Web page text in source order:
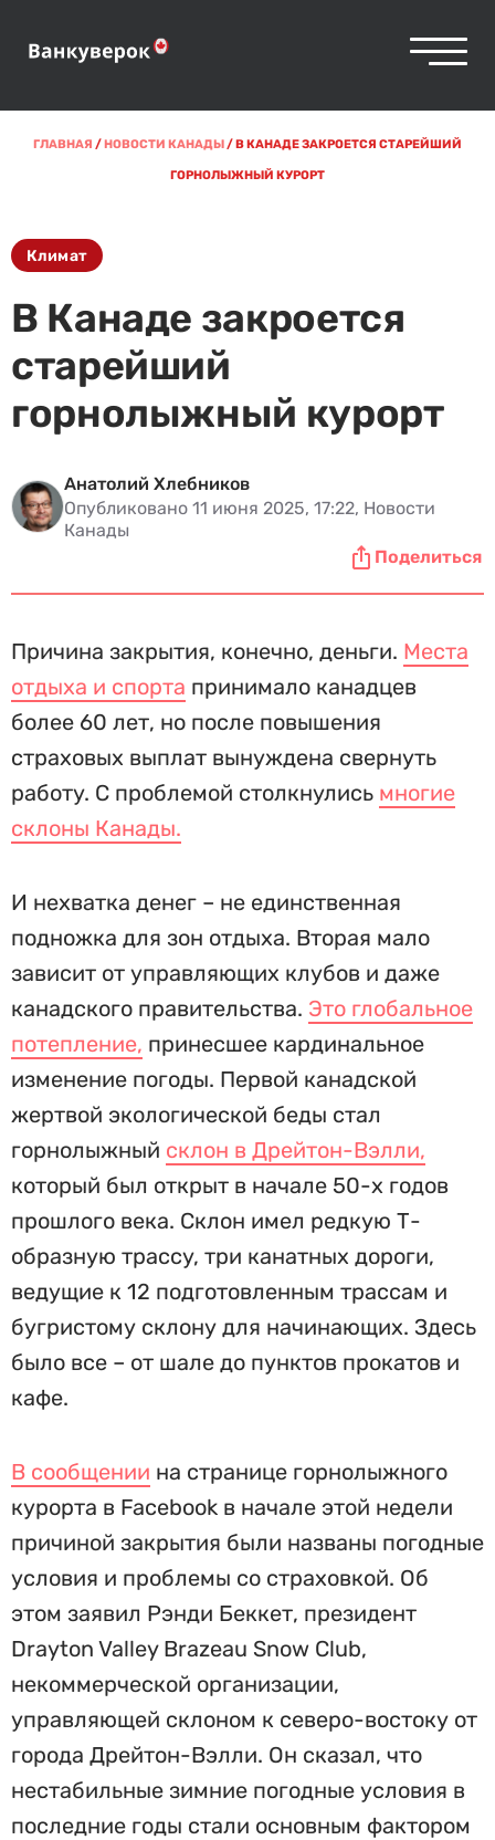
ГЛАВНАЯ /НОВОСТИ КАНАДЫ/В КАНАДЕ ЗАКРОЕТСЯ СТАРЕЙШИЙ
ГОРНОЛЫЖНЫЙ КУРОРТ
Климат
В Канаде закроется
старейший
горнолыжный курорт
Анатолий Хлебников
Опубликовано 11 июня 2025, 17:22, Новости
Канады
Поделиться
Причина закрытия, конечно, деньги. Места
отдыха и спорта принимало канадцев
более 60 лет, но после повышения
страховых выплат вынуждена свернуть
работу. С проблемой столкнулись многие
склоны Канады.
И нехватка денег – не единственная
подножка для зон отдыха. Вторая мало
зависит от управляющих клубов и даже
канадского правительства. Это глобальное
потепление, принесшее кардинальное
изменение погоды. Первой канадской
жертвой экологической беды стал
горнолыжный склон в Дрейтон-Вэлли,
который был открыт в начале 50-х годов
прошлого века. Склон имел редкую Т-
образную трассу, три канатных дороги,
ведущие к 12 подготовленным трассам и
бугристому склону для начинающих. Здесь
было все – от шале до пунктов прокатов и
кафе.
В сообщении на странице горнолыжного
курорта в Facebook в начале этой недели
причиной закрытия были названы погодные
условия и проблемы со страховкой. Об
этом заявил Рэнди Беккет, президент
Drayton Valley Brazeau Snow Club,
некоммерческой организации,
управляющей склоном к северо-востоку от
города Дрейтон-Вэлли. Он сказал, что
нестабильные зимние погодные условия в
последние годы стали основным фактором